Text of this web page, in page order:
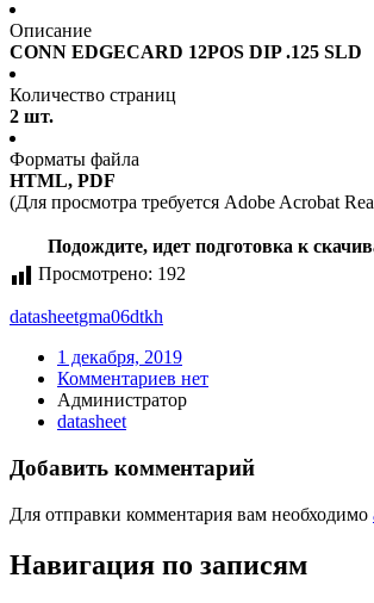
Описание
CONN EDGECARD 12POS DIP .125 SLD
Количество страниц
2 шт.
Форматы файла
HTML, PDF
(Для просмотра требуется Adobe Acrobat
Подождите, идет подготовка к
Просмотрено: 192
datasheetgma06dtkh
1 декабря, 2019
Комментариев нет
Администратор
datasheet
Добавить комментарий
Для отправки комментария вам необходимо
Навигация по записям